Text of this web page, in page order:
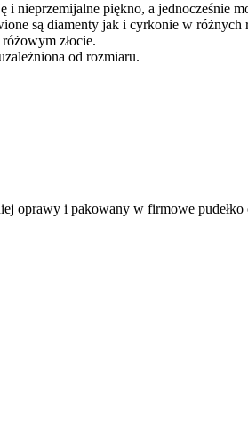
nieprzemijalne piękno, a jednocześnie
są diamenty jak i cyrkonie w
złocie.
od rozmiaru.
oprawy i pakowany w firmowe pudełko